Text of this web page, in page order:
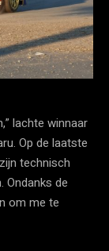
lachte winnaar
Op de laatste
technisch
Ondanks de
om me te